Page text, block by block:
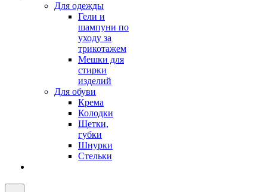
Для одежды
Гели и
шампуни по
уходу за
трикотажем
Мешки для
стирки
изделий
Для обуви
Крема
Колодки
Щетки,
губки
Шнурки
Стельки